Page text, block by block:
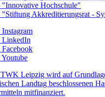
Leipzig wird auf
Landtag beschlossenen
mitfinanziert.